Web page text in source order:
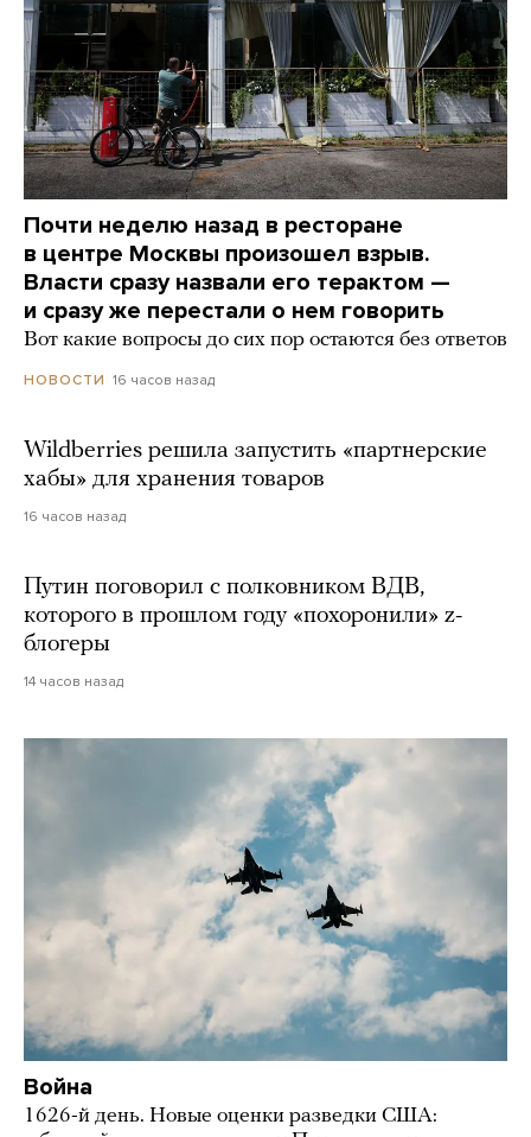
Почти неделю назад в ресторане
в центре Москвы произошел взрыв.
Власти сразу назвали его терактом —
и сразу же перестали о нем говорить
Вот какие вопросы до сих пор остаются без ответов
НОВОСТИ 16 часов назад
Wildberries решила запустить «партнерские
хабы» для хранения товаров
16 часов назад
Путин поговорил с полковником ВДВ,
которого в прошлом году «похоронили» z-
блогеры
14 часов назад
Война
1626-й день. Новые оценки разведки США: